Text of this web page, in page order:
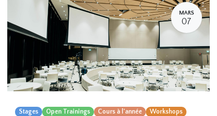
MARS
07
Stages Open Trainings Cours à l'année Workshops